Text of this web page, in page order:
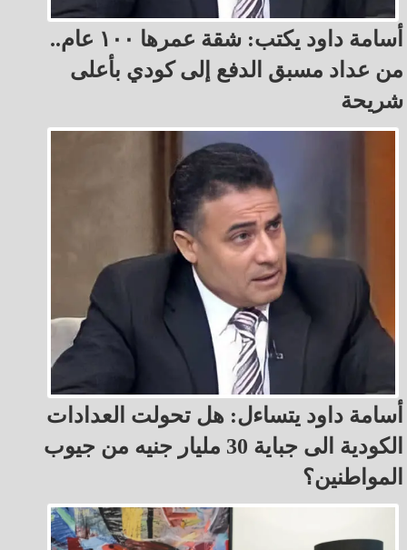
أسامة داود يكتب: شقة عمرها ١٠٠ عام..
من عداد مسبق الدفع إلى كودي بأعلى
شريحة
أسامة داود يتساءل: هل تحولت العدادات
الكودية الى جباية 30 مليار جنيه من جيوب
المواطنين؟